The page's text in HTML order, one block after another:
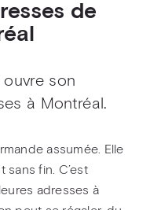
de
ouvre son
à Montréal.
assumée. Elle
sans fin. C’est
adresses à